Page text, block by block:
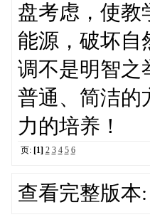
盘考虑，使教
能源，破坏自
调不是明智之
普通、简洁的
力的培养！
页: [1] 2 3 4 5 6
查看完整版本: